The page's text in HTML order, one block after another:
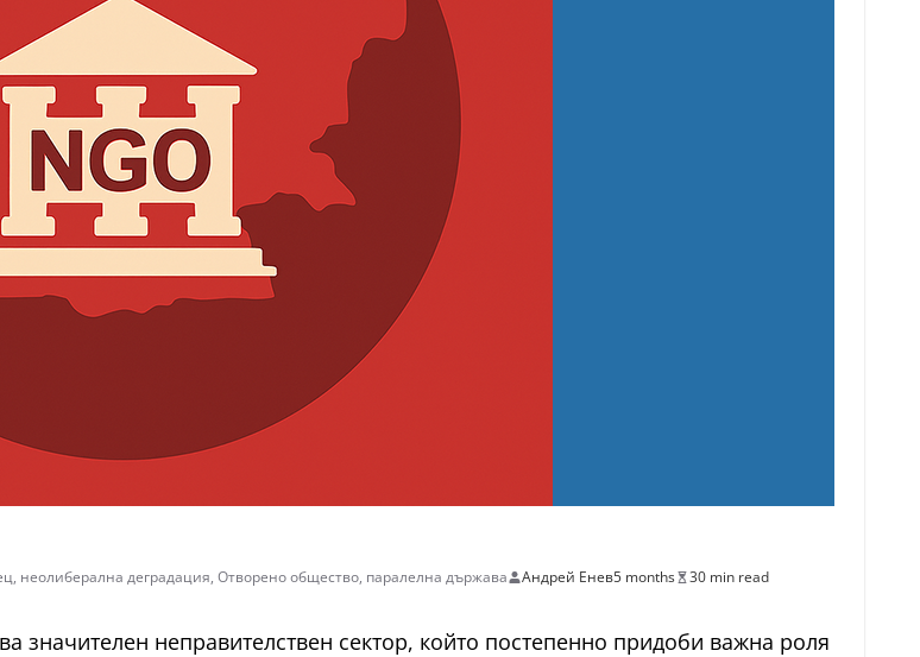
, неолиберална деградация, Отворено общество, паралелна държава Андрей Енев5 months
30 min read
значителен неправителствен сектор, който постепенно придоби важна роля